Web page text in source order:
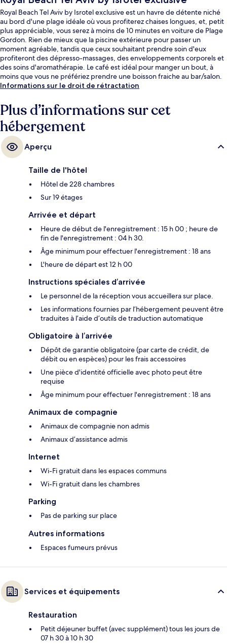
Royal Beach Tel Aviv by Isrotel exclusive est un havre de détente niché
au bord d'une plage idéale où vous profiterez chaises longues, et, petit
plus appréciable, vous serez à moins de 10 minutes en voiture de Plage
Gordon. Rien de mieux que la piscine extérieure pour passer un
moment agréable, tandis que ceux souhaitant prendre soin d'eux
profiteront des dépresso-massages, des enveloppements corporels et
des soins d'aromathérapie. Le café est idéal pour manger un bout, à
moins que vous ne préfériez prendre une boisson fraiche au bar/salon.
Parmi les autres petits avantages de cet hébergement figurent une salle
présentation générale remportent un vif succès auprès des autres
voyageurs.
Informations sur le droit de rétractation
Plus d’informations sur cet
hébergement
Aperçu
Taille de l'hôtel
Hôtel de 228 chambres
Sur 19 étages
Arrivée et départ
Heure de début de l'enregistrement : 15 h 00 ; heure de
fin de l'enregistrement : 04 h 30.
Âge minimum pour effectuer l'enregistrement : 18 ans
L'heure de départ est 12 h 00
Instructions spéciales d’arrivée
Le personnel de la réception vous accueillera sur place.
Les informations fournies par l’hébergement peuvent être
traduites à l’aide d’outils de traduction automatique
Obligatoire à l’arrivée
Dépôt de garantie obligatoire (par carte de crédit, de
débit ou en espèces) pour les frais accessoires
Une pièce d'identité officielle avec photo peut être
requise
Âge minimum pour effectuer l'enregistrement : 18 ans
Animaux de compagnie
Animaux de compagnie non admis
Animaux d’assistance admis
Internet
Wi-Fi gratuit dans les espaces communs
Wi-Fi gratuit dans les chambres
Parking
Pas de parking sur place
Autres informations
Espaces fumeurs prévus
Services et équipements
Restauration
Petit déjeuner buffet (avec supplément) tous les jours de
07 h 30 à 10 h 30